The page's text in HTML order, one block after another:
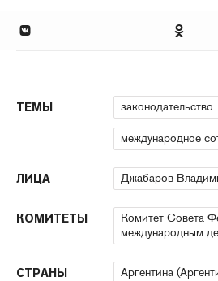
ТЕМЫ законодательство
международное
ЛИЦА Джабаров
КОМИТЕТЫ
Комитет Совета
международным
СТРАНЫ Аргентина